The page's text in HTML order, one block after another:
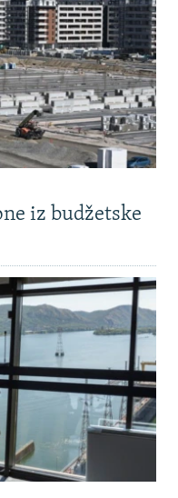
iz budžetske